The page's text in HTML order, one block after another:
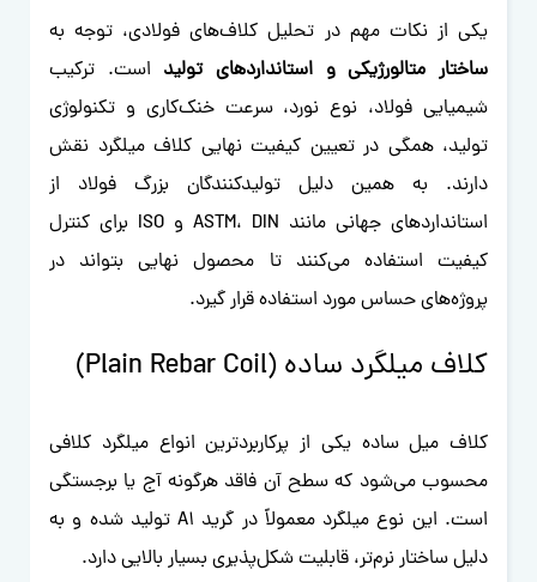
یکی از نکات مهم در تحلیل کلاف‌های فولادی، توجه به
ساختار متالورژیکی و استانداردهای تولید است. ترکیب
شیمیایی فولاد، نوع نورد، سرعت خنک‌کاری و تکنولوژی
تولید، همگی در تعیین کیفیت نهایی کلاف میلگرد نقش
دارند. به همین دلیل تولیدکنندگان بزرگ فولاد از
استانداردهای جهانی مانند ASTM، DIN و ISO برای کنترل
کیفیت استفاده می‌کنند تا محصول نهایی بتواند در
پروژه‌های حساس مورد استفاده قرار گیرد.
کلاف میلگرد ساده (Plain Rebar Coil)
کلاف میل ساده یکی از پرکاربردترین انواع میلگرد کلافی
محسوب می‌شود که سطح آن فاقد هرگونه آج یا برجستگی
است. این نوع میلگرد معمولاً در گرید A1 تولید شده و به
دلیل ساختار نرم‌تر، قابلیت شکل‌پذیری بسیار بالایی دارد.